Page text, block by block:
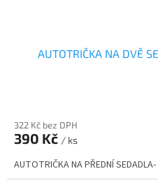
AUTOTRIČKA NA DVĚ
322 Kč bez DPH
390 Kč / ks
AUTOTRIČKA NA PŘEDNÍ